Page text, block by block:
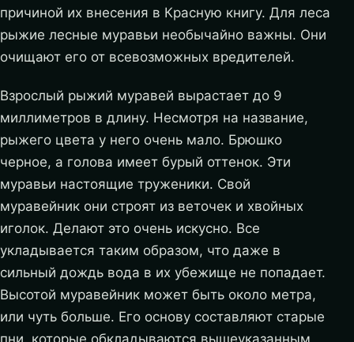
причиной их внесения в Красную книгу. Для леса
рыжие лесные муравьи необычайно важны. Они
очищают его от всевозможных вредителей.
Взрослый рыжий муравей вырастает до 9
миллиметров в длину. Несмотря на название,
рыжего цвета у него очень мало. Брюшко
черное, а голова имеет бурый оттенок. Эти
муравьи настоящие труженики. Свой
муравейник они строят из веточек и хвойных
иголок. Делают это очень искусно. Все
укладывается таким образом, что даже в
сильный дождь вода в их убежище не попадает.
Высотой муравейник может быть около метра,
или чуть больше. Его основу составляют старые